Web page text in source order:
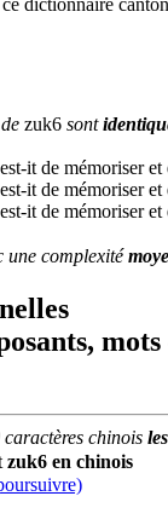
zuk6 sont
une complexité
mots
caractères chinois
zuk6 en chinois